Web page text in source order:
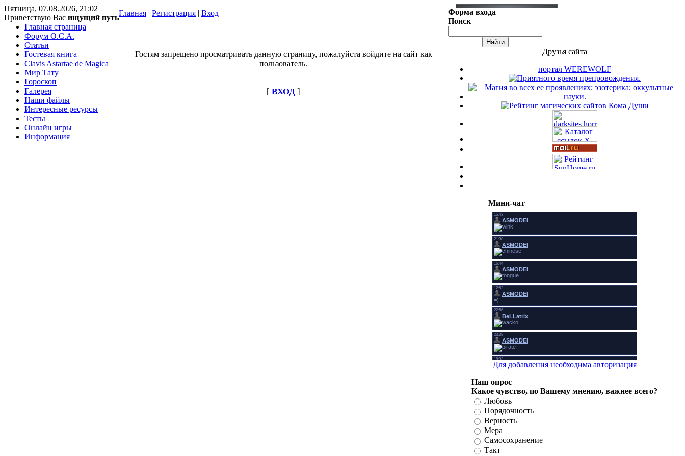
Пятница, 07.08.2026, 21:02
Приветствую Вас ищущий путь
Главная | Регистрация | Вход
Главная страница
Форум O.C.A.
Статьи
Гостевая книга
Clavis Astartae de Magica
Мир Тату
Гороскоп
Галерея
Наши файлы
Интересные ресурсы
Тесты
Онлайн игры
Информация
Гостям запрещено просматривать данную страницу, пожалуйста войдите на сайт как
пользователь.
[ ВХОД ]
Форма входа
Поиск
Друзья сайта
портал WEREWOLF
Мини-чат
Для добавления необходима авторизация
Наш опрос
Какое чувство, по Вашему мнению, важнее всего?
Любовь
Порядочность
Верность
Мера
Самосохранение
Такт